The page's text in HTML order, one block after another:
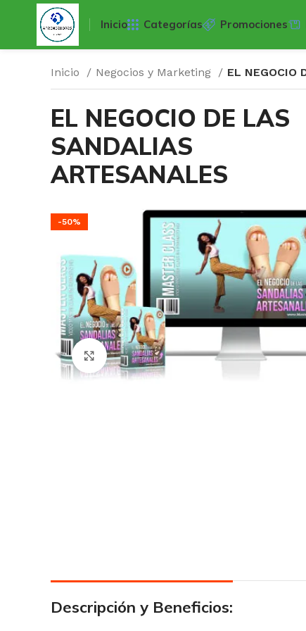
Inicio Categorías Promociones
Inicio Negocios y Marketing EL NEGOCIO
EL NEGOCIO DE LAS
SANDALIAS
ARTESANALES
-50%
Click para agrandar
Descripción y Beneficios: